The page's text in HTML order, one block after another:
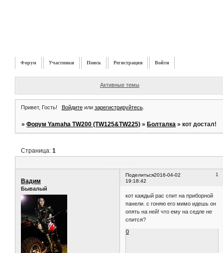
Форум Участники Поиск Регистрация Войти
Активные темы
Привет, Гость! Войдитеили зарегистрируйтесь.
»Форум Yamaha TW200 (TW125&TW225) »Болталка »кот достал!
Страница:1
Поделиться 1
2016-04-02
19:18:42
Вадим
Бывалый
кот каждый рас спит на приборной
панели. с гоняю его мимо идешь он
опять на ней! что ему на седле не
спится?
0